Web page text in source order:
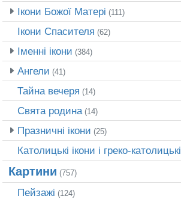
Ікони Божої Матері (111)
Ікони Спасителя (62)
Іменні ікони (384)
Ангели (41)
Тайна вечеря (14)
Свята родина (14)
Празничні ікони (25)
Католицькі ікони і греко-католицькі
Картини (757)
Пейзажі (124)